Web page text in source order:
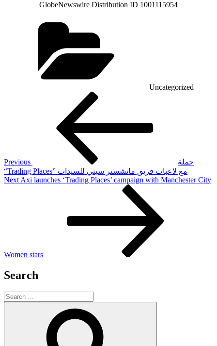
GlobeNewswire Distribution ID 1001115954
Uncategorized
Previous
حملة
“Trading Places” مع لاعبات فريق مانشستر سيتي للسيدات
Next
NextAxi launches ‘Trading Places’ campaign with Manchester City
Women stars
Search
Search
for: